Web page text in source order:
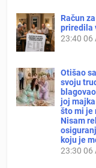
Račun
priredila
23:40 06
Otišao
svoju
joj
što mi je
Nisam
koju je
23:30 06